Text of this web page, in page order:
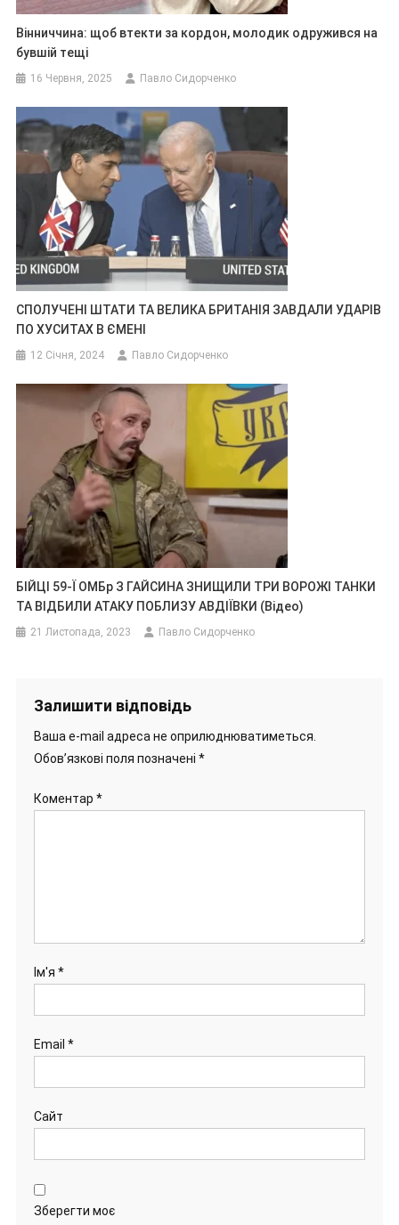
Вінниччина: щоб втекти за кордон, молодик одружився на
бувшій тещі
16 Червня, 2025 Павло Сидорченко
СПОЛУЧЕНІ ШТАТИ ТА ВЕЛИКА БРИТАНІЯ ЗАВДАЛИ УДАРІВ
ПО ХУСИТАХ В ЄМЕНІ
12 Січня, 2024 Павло Сидорченко
БІЙЦІ 59-Ї ОМБр З ГАЙСИНА ЗНИЩИЛИ ТРИ ВОРОЖІ ТАНКИ
ТА ВІДБИЛИ АТАКУ ПОБЛИЗУ АВДІЇВКИ (Відео)
21 Листопада, 2023 Павло Сидорченко
Залишити відповідь
Ваша e-mail адреса не оприлюднюватиметься.
Обов’язкові поля позначені *
Коментар *
Ім'я *
Email *
Сайт
Зберегти моє